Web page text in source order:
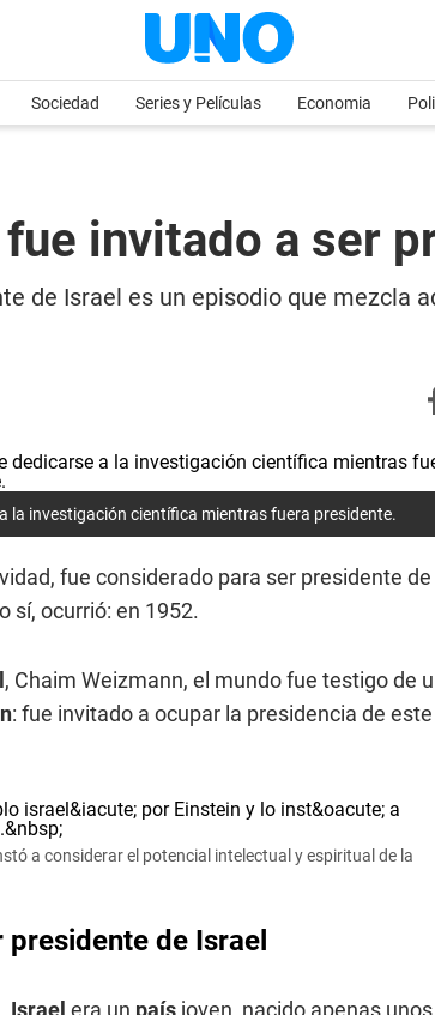
Sociedad Series y Películas Economia
invitado a ser
de Israel es un episodio que mezcla
la investigación científica mientras fuera presidente.
fue considerado para ser presidente de
sí, ocurrió: en 1952.
, Chaim Weizmann, el mundo fue testigo de
: fue invitado a ocupar la presidencia de este
a considerar el potencial intelectual y espiritual de la
de Israel
Israel era un país joven, nacido apenas unos